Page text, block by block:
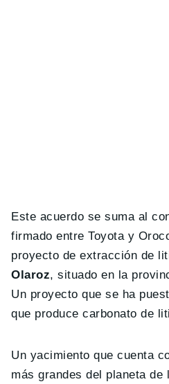
Este acuerdo se suma al
firmado entre Toyota y
proyecto de extracción de
Olaroz, situado en la
Un proyecto que se ha
que produce carbonato de
Un yacimiento que cuenta
más grandes del planeta